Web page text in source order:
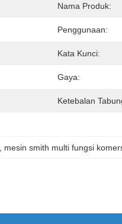
Nama Produk:
Penggunaan:
Kata Kunci:
Gaya:
Ketebalan
mesin smith multi fungsi